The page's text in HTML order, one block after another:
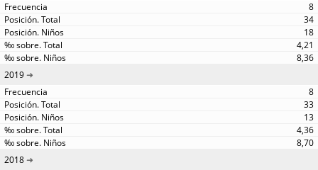
8
34
18
4,21
8,36
2019
8
33
13
4,36
8,70
2018